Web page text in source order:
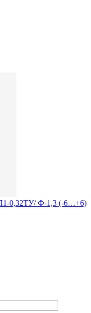
0,32ТУ/ Ф-1,3 (-6…+6)